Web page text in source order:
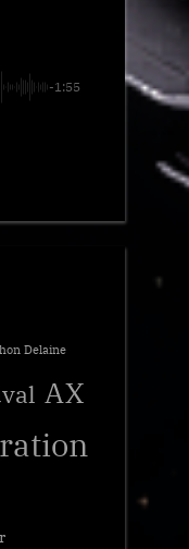
-1:55
Delaine
AX